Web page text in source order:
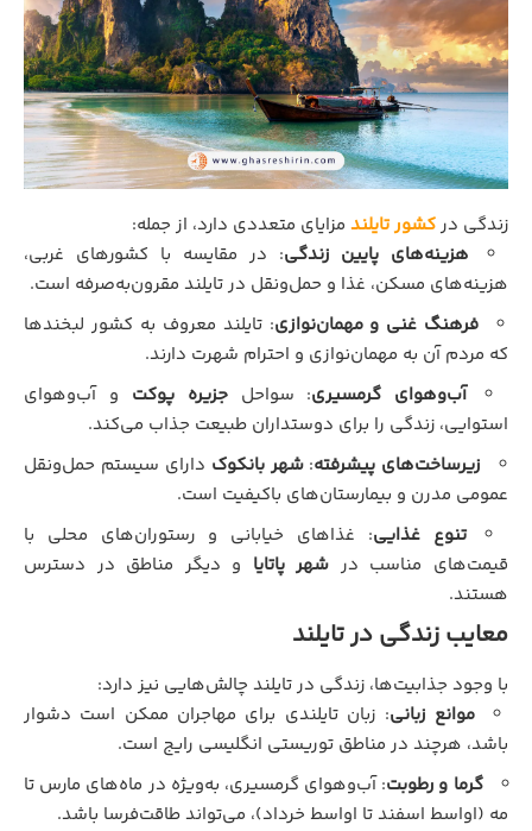
زندگی درکشور تایلند مزایای متعددی دارد، از جمله:
هزینه‌های پایین زندگی: در مقایسه با کشورهای غربی،
هزینه‌های مسکن، غذا و حمل‌ونقل در تایلند مقرون‌به‌صرفه است.
فرهنگ غنی و مهمان‌نوازی: تایلند معروف به کشور لبخندها
که مردم آن به مهمان‌نوازی و احترام شهرت دارند.
آب‌وهوای گرمسیری: سواحلجزیره پوکت و آب‌وهوای
استوایی، زندگی را برای دوستداران طبیعت جذاب می‌کند.
زیرساخت‌های پیشرفته:شهر بانکوک دارای سیستم حمل‌ونقل
عمومی مدرن و بیمارستان‌های باکیفیت است.
تنوع غذایی: غذاهای خیابانی و رستوران‌های محلی با
قیمت‌های مناسب در شهر پاتایا و دیگر مناطق در دسترس
هستند.
معایب زندگی در تایلند
با وجود جذابیت‌ها، زندگی در تایلند چالش‌هایی نیز دارد:
موانع زبانی: زبان تایلندی برای مهاجران ممکن است دشوار
باشد، هرچند در مناطق توریستی انگلیسی رایج است.
گرما و رطوبت: آب‌وهوای گرمسیری، به‌ویژه در ماه‌های مارس تا
مه (اواسط اسفند تا اواسط خرداد)، می‌تواند طاقت‌فرسا باشد.